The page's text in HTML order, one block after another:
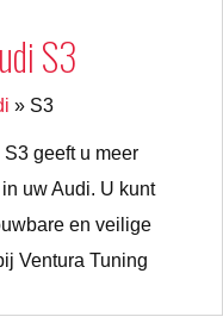
S3
» S3
geeft u meer
uw Audi. U kunt
en veilige
Ventura Tuning